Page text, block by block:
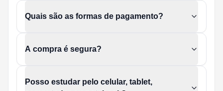
Quais são as formas de pagamento?
A compra é segura?
Posso estudar pelo celular, tablet,